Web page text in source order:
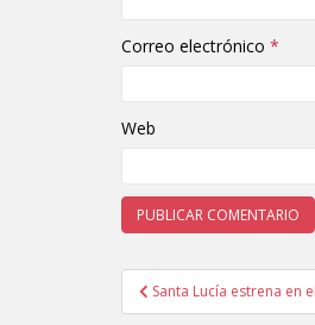
Correo electrónico *
Web
Navegación
Santa Lucía estrena